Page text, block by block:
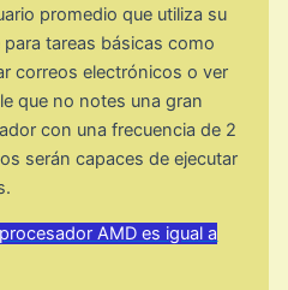
promedio que utiliza su
tareas básicas como
correos electrónicos o ver
que no notes una gran
con una frecuencia de 2
serán capaces de ejecutar
AMD es igual a